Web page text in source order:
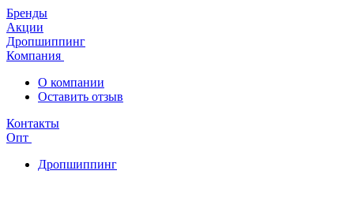
Бренды
Акции
Дропшиппинг
Компания
О компании
Оставить отзыв
Контакты
Опт
Дропшиппинг